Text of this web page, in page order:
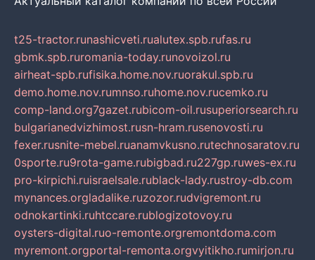
t25-tractor.runashicveti.rualutex.spb.rufas.ru
gbmk.spb.ruromania-today.runovoizol.ru
airheat-spb.rufisika.home.nov.ruorakul.spb.ru
demo.home.nov.rumnso.ruhome.nov.rucemko.ru
comp-land.org7gazet.rubicom-oil.rusuperiorsearch.ru
bulgarianedvizhimost.rusn-hram.rusenovosti.ru
fexer.rusnite-mebel.ruanamvkusno.rutechnosaratov.ru
0sporte.ru9rota-game.rubigbad.ru227gp.ruwes-ex.ru
pro-kirpichi.ruisraelsale.rublack-lady.rustroy-db.com
mynances.orgladalike.ruzozor.rudvigremont.ru
odnokartinki.ruhtccare.rublogizotovoy.ru
oysters-digital.ruo-remonte.orgremontdoma.com
myremont.orgportal-remonta.orgvyitikho.rumirjon.ru